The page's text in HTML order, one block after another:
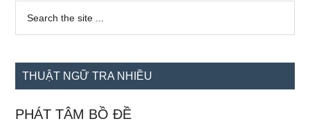
Sidebar
chính
...
THUẬT NGỮ TRA NHIỀU
PHÁT TÂM BỒ ĐỀ